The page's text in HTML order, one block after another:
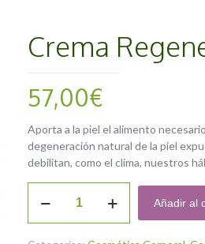
Crema
57,00€
Aporta a la piel el alimento
degeneración natural de la piel
debilitan, como el clima, nuestros
Regeneradora
200ml.
cantidad
Añadir al